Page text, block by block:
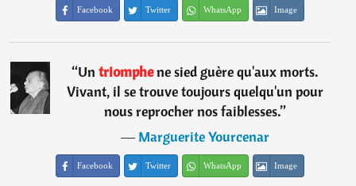
Facebook Twitter WhatsApp Image
“Un triomphene sied guère qu'aux morts.
Vivant, il se trouve toujours quelqu'un pour
nous reprocher nos faiblesses.”
―Marguerite Yourcenar
Facebook Twitter WhatsApp Image